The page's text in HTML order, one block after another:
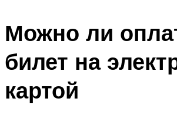
Можно ли
билет на
картой